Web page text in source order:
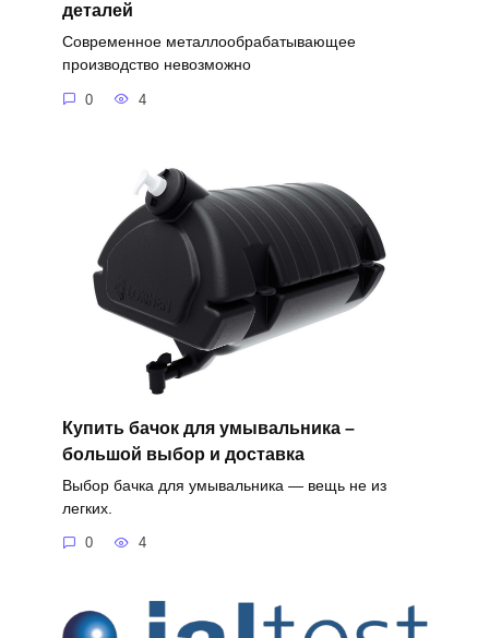
деталей
Современное металлообрабатывающее
производство невозможно
0 4
Купить бачок для умывальника –
большой выбор и доставка
Выбор бачка для умывальника — вещь не из
легких.
0 4